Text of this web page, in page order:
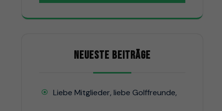
NEUESTE BEITRÄGE
Liebe Mitglieder, liebe Golffreunde,